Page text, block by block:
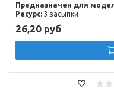
Предназначен для
Ресурс: 3 засыпки
26,20 руб